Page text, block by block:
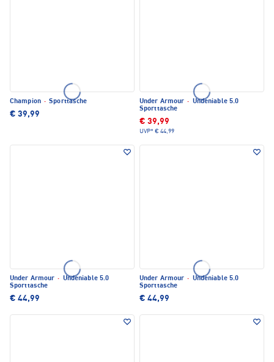
Champion · Sporttasche
€ 39,99
Under Armour · Undeniable 5.0
Sporttasche
€ 39,99
UVP* € 44,99
Under Armour · Undeniable 5.0
Sporttasche
€ 44,99
Under Armour · Undeniable 5.0
Sporttasche
€ 44,99